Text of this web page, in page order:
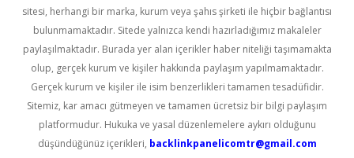
sitesi, herhangi bir marka, kurum veya şahıs şirketi ile hiçbir bağlantısı
bulunmamaktadır. Sitede yalnızca kendi hazırladığımız makaleler
paylaşılmaktadır. Burada yer alan içerikler haber niteliği taşımamakta
olup, gerçek kurum ve kişiler hakkında paylaşım yapılmamaktadır.
Gerçek kurum ve kişiler ile isim benzerlikleri tamamen tesadüfidir.
Sitemiz, kar amacı gütmeyen ve tamamen ücretsiz bir bilgi paylaşım
platformudur. Hukuka ve yasal düzenlemelere aykırı olduğunu
düşündüğünüz içerikleri, backlinkpanelicomtr@gmail.com